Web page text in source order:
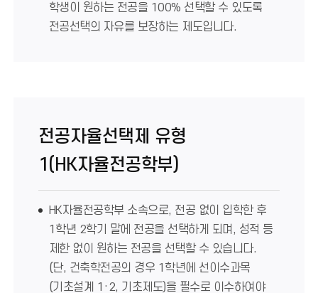
학생이 원하는 전공을 100% 선택할 수 있도록
전공선택의 자유를 보장하는 제도입니다.
전공자율선택제 유형
1(HK자율전공학부)
HK자율전공학부 소속으로, 전공 없이 입학한 후
1학년 2학기 말에 전공을 선택하게 되며, 성적 등
제한 없이 원하는 전공을 선택할 수 있습니다.
(단, 건축학전공의 경우 1학년에 선이수과목
(기초설계 1·2, 기초제도)을 필수로 이수하여야